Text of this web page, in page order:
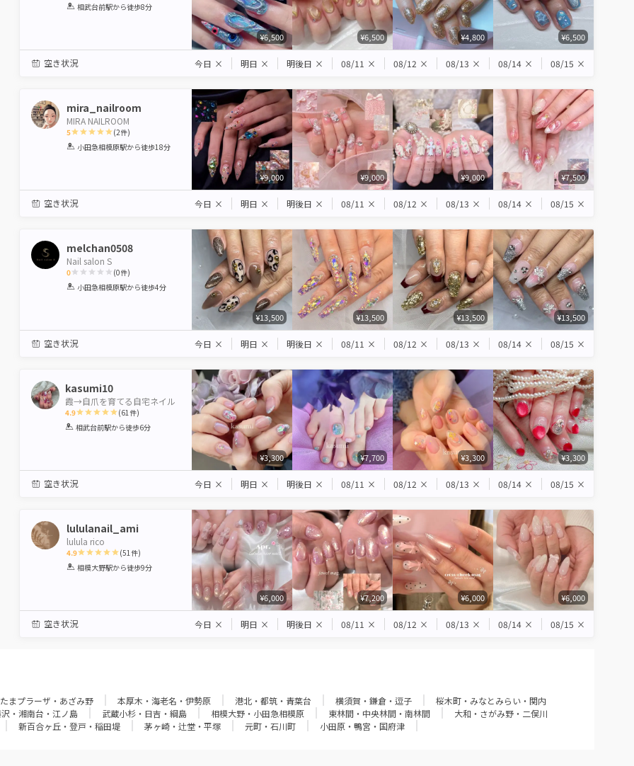
1 2 3 4 5
相武台前駅から徒歩8分
¥6,500 ¥6,500 ¥4,800 ¥6,500
空き状況 今日 × 明日 × 明後日 × 08/11 × 08/12 × 08/13 × 08/14 × 08/15 ×
mira_nailroom
MIRA NAILROOM
5
1 2 3 4 5
(2件)
小田急相模原駅から徒歩18分
¥9,000 ¥9,000 ¥9,000 ¥7,500
空き状況 今日 × 明日 × 明後日 × 08/11 × 08/12 × 08/13 × 08/14 × 08/15 ×
melchan0508
Nail salon S
0
1 2 3 4 5
(0件)
小田急相模原駅から徒歩4分
¥13,500 ¥13,500 ¥13,500 ¥13,500
空き状況 今日 × 明日 × 明後日 × 08/11 × 08/12 × 08/13 × 08/14 × 08/15 ×
kasumi10
霞→自爪を育てる自宅ネイル
4.9
1 2 3 4 5
(61 件)
相武台前駅から徒歩6分
¥3,300 ¥7,700 ¥3,300 ¥3,300
空き状況 今日 × 明日 × 明後日 × 08/11 × 08/12 × 08/13 × 08/14 × 08/15 ×
lululanail_ami
lulula rico
4.9
1 2 3 4 5
(51 件)
相模大野駅から徒歩9分
¥6,000 ¥7,200 ¥6,000 ¥6,000
空き状況 今日 × 明日 × 明後日 × 08/11 × 08/12 × 08/13 × 08/14 × 08/15 ×
たまプラーザ・あざみ野 本厚木・海老名・伊勢原 港北・都筑・青葉台 横須賀・鎌倉・逗子
桜木町・みなとみらい・関内
・湘南台・江ノ島 武蔵小杉・日吉・綱島 相模大野・小田急相模原 東林間・中央林間・南林間
大和・さがみ野・二俣川
新百合ヶ丘・登戸・稲田堤 茅ヶ崎・辻堂・平塚 元町・石川町 小田原・鴨宮・国府津